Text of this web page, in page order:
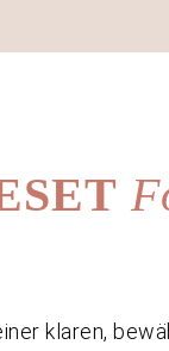
klaren,